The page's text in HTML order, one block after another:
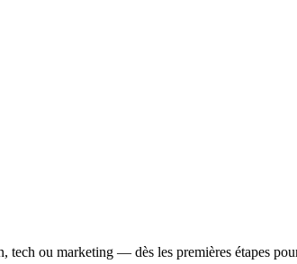
ou marketing — dès les premières étapes